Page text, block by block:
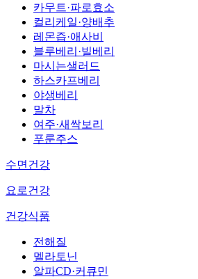
카무트·파로효소
컬리케일·양배추
레몬즙·애사비
블루베리·빌베리
마시는샐러드
하스카프베리
야생베리
말차
여주·새싹보리
푸룬주스
수면건강
요로건강
건강식품
전해질
멜라토닌
알파CD·커큐민